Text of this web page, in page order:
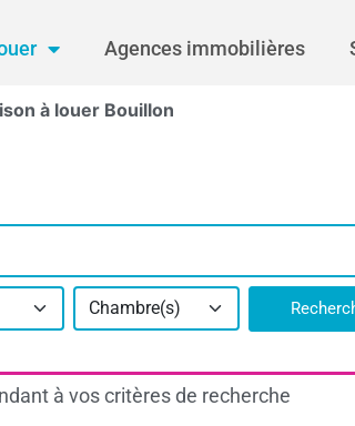
Agences immobilières
à louer Bouillon
Chambre(s)
à vos critères de recherche